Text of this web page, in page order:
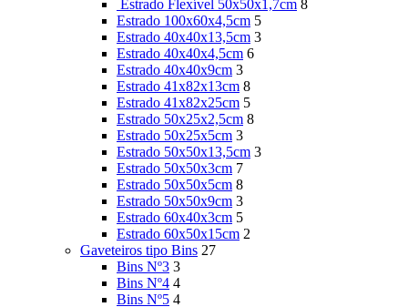
Estrado Flexível 50x50x1,7cm 8
Estrado 100x60x4,5cm 5
Estrado 40x40x13,5cm 3
Estrado 40x40x4,5cm 6
Estrado 40x40x9cm 3
Estrado 41x82x13cm 8
Estrado 41x82x25cm 5
Estrado 50x25x2,5cm 8
Estrado 50x25x5cm 3
Estrado 50x50x13,5cm 3
Estrado 50x50x3cm 7
Estrado 50x50x5cm 8
Estrado 50x50x9cm 3
Estrado 60x40x3cm 5
Estrado 60x50x15cm 2
Gaveteiros tipo Bins 27
Bins Nº3 3
Bins Nº4 4
Bins Nº5 4